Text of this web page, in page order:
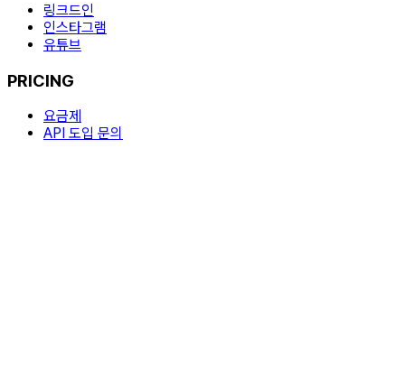
링크드인
인스타그램
유튜브
PRICING
요금제
API 도입 문의